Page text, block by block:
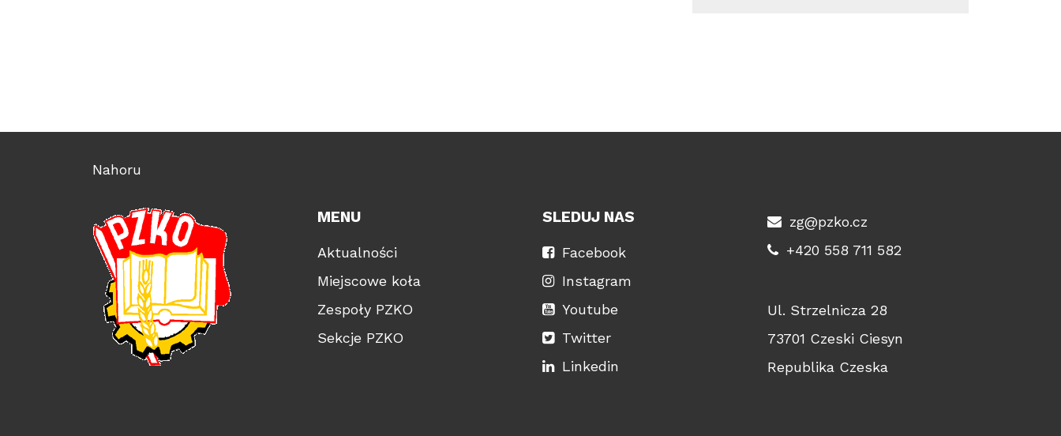
Nahoru
MENU
Aktualności
Miejscowe koła
Zespoły PZKO
Sekcje PZKO
SLEDUJ NAS
Facebook
Instagram
Youtube
Twitter
Linkedin
zg@pzko.cz
+420 558 711 582
Ul. Strzelnicza 28
73701 Czeski Ciesyn
Republika Czeska